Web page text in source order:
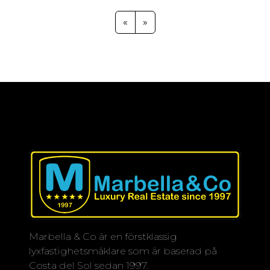
havsbrisen. Njut av frukosten på ett av
de trevliga caféerna vid hamnen, där
harmonisk blandning av elegans och
funktionalitet.
Beläget på ett oslagbart läge har du
enkel tillgång till en mängd
aktiviteter och tjänster som förbättrar
din livsstil. Estepona Port ligger bara
några steg bort och erbjuder en rad
matställen, barer och butiker, samt
« »
Marbella & Co är en förstklassig
lyxfastighetsmäklare som är baserad på
Costa del Sol sedan 1997.